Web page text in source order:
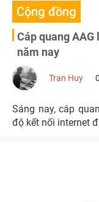
Cộng đồng
Cáp quang
năm nay
Tran Huy
Sáng nay, cáp
độ kết nối internet